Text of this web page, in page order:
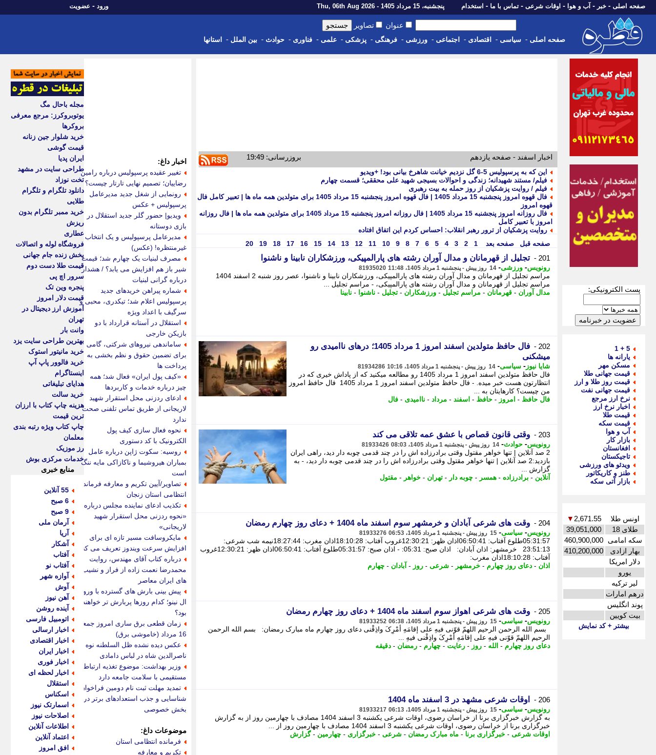
صفحه اصلی - خبر - آب و هوا - اوقات شرعی - تماس با ما - استخدام پنجشنبه، 15 مرداد 1405 - Thu, 06th Aug 2026 ورود - عضویت
عنوان تصاویر
صفحه اصلی - سیاسی - اقتصادی - اجتماعی - ورزشی - فرهنگی - پزشکی - علمی - فناوری - حوادث - بین الملل - استانها
پست الکترونیکی:
5 + 1
یارانه ها
مسکن مهر
قیمت جهانی طلا
قیمت روز طلا و ارز
قیمت جهانی نفت
نرخ ارز مرجع
اخبار نرخ ارز
قیمت طلا
قیمت سکه
آب و هوا
بازار کار
افغانستان
تاجیکستان
ویدئو های ورزشی
طنز و کاریکاتور
بازار آتی سکه
اونس طلا 2,671.55
▼
طلای 18
39,051,000
سکه امامی 460,900,000
بهار ازادی
410,200,000
دلار امریکا
یورو
لیر ترکیه
درهم امارات
پوند انگلیس
بیت کویین
بیشتر + کد نمایش
اخبار اسفند - صفحه یازدهم بروزرسانی: 19:49
این که به پرسپولیس 5-6 گل نزدیم خیانت شاهرخ بیانی بود! +ویدیو
فیلم/ مستند شهیدانه؛ زندگی و احوالات بسیجی شهید علی محققی؛ قسمت چهارم
فیلم / روایت پزشکیان از روز حمله به بیت رهبری
فال قهوه امروز پنجشنبه 15 مرداد 1405 | فال قهوه امروز پنجشنبه 15 مرداد 1405 برای متولدین همه ماه ها | تعبیر کامل فال
قهوه امروز
فال روزانه امروز پنجشنبه 15 مرداد 1405 | فال روزانه امروز پنجشنبه 15 مرداد 1405 برای متولدین همه ماه ها | فال روزانه
امروز با تعبیر کامل
روایت پزشکیان از ترور رهبر انقلاب: احساس کردم این اتفاق افتاده
صفحه قبل
صفحه بعد 1
2
3
4
5
6
7
8
9
10
11
12
13
14
15
16
17
18
19
20
201 - تجلیل از قهرمانان و مدال آوران رشته های پارالمپیکی، ورزشکاران نابینا و ناشنوا
رونویس- ورزشی- 14 روز پیش - پنجشنبه 1 مرداد 1405، 11:48 81935020
مراسم تجلیل از قهرمانان و مدال آوران رشته های پارالمپیکی، ورزشکاران نابینا و ناشنوا، عصر روز شنبه 2 اسفند 1404
مراسم تجلیل از قهرمانان و مدال آوران رشته های پارالمپیکی، - مراسم تجلیل ...
مدال آوران - قهرمانان - مراسم تجلیل - ورزشکاران - تجلیل - ناشنوا - نابینا
202 -
فال حافظ متولدین اسفند امروز 1 مرداد 1405؛ درهای ناامیدی رو
میشکنی
شایا نیوز - سیاسی- 14 روز پیش - پنجشنبه 1 مرداد 1405، 10:16 81934286
فال حافظ متولدین اسفند امروز 1 مرداد 1405 رو مطالعه میکنید که از پاداش خیری که در
انتظارتون هست خبر میده. - فال حافظ متولدین اسفند امروز 1 مرداد 1405 فال حافظ امروز
من چیست؟ کارهایتان به ...
فال حافظ - امروز - حافظ - اسفند - مرداد - ناامیدی - فال
203 - وقتی قانون قصاص با عشق عمه تلاقی می کند
رونویس- حوادث- 14 روز پیش - پنجشنبه 1 مرداد 1405، 08:03 81933426
2 صد آنلاین | تنها خواهر مقتول وقتی برادرزاده اش را در چند قدمی چوبه دار دید، راهی ایران
بازدید:2 صد آنلاین | تنها خواهر مقتول وقتی برادرزاده اش را در چند قدمی چوبه دار دید، - به
گزارش ...
آنلاین - برادرزاده - همسر - چوبه دار - تهران - خواهر - مقتول
204 - وقت های شرعی آبادان و خرمشهر سوم اسفند ماه 1404 + دعای روز چهارم رمضان
رونویس- سیاسی- 15 روز پیش - پنجشنبه 1 مرداد 1405، 06:53 81933276
05:31:57طلوع آفتاب: 06:50:41اذان ظهر: 12:30:21غروب آفتاب: 18:10:28اذان مغرب: 18:27:44نیمه شب شرعی:
23:51:13 خرمشهر: اذان آبادان: اذان صبح: 05:31: - اذان صبح: 05:31:57طلوع آفتاب: 06:50:41اذان ظهر: 12:30:21غروب
آفتاب: 18:10:28اذان مغرب:
اذان - دعای روز چهارم - خرمشهر - شرعی - روز - آبادان - چهارم
205 - وقت های شرعی اهواز سوم اسفند ماه 1404 + دعای روز چهارم رمضان
رونویس- سیاسی- 15 روز پیش - پنجشنبه 1 مرداد 1405، 06:38 81933252
بسم الله الرحمن الرحیم اللهمّ قوّنی فیهِ علی إقامَهِ أمْرِکَ واذِقْنی دعای روز چهارم ماه مبارک رمضان: بسم الله الرحمن
الرحیم اللهمّ قوّنی فیهِ علی إقامَهِ أمْرِکَ واذِقْنی فیهِ ...
دعای روز چهارم - الله - روز - رعایت - چهارم - رمضان - دقیقه
206 - اوقات شرعی مشهد در 3 اسفند ماه 1404
رونویس- سیاسی- 15 روز پیش - پنجشنبه 1 مرداد 1405، 06:13 81933217
به گزارش خبرگزاری برنا از خراسان رضوی، اوقات شرعی یکشنبه 3 اسفند 1404 مصادف با چهارمین روز از به گزارش
خبرگزاری برنا از خراسان رضوی، اوقات شرعی یکشنبه 3 اسفند 1404 مصادف با چهارمین روز از ...
اوقات شرعی - خبرگزاری برنا - ماه مبارک رمضان - شرعی - خبرگزاری - چهارمین -گزارش
اخبار داغ:
تغییر عقیده پرسپولیس درباره رامین
رضاییان؛ تصمیم نهایی تارتار چیست؟
رونمایی از شغل جدید مدیرعامل
پرسپولیس + عکس
ویدیو| حضور گلر جدید استقلال در
بازی دوستانه
مدیرعامل پرسپولیس و یک انتخاب
غیرمنتظره! (عکس)
مصرف لبنیات یک چهارم شد؛ قیمت
شیر باز هم افزایش می یابد؟ / هشدار
درباره گرانی لبنیات
شماره پیراهن خریدهای جدید
پرسپولیس اعلام شد؛ تیکدری، محبی و
سرگیف با اعداد ویژه
استقلال در آستانه قرارداد با دو
بازیکن خارجی
ساماندهی نیروهای شرکتی، گامی
برای تضمین حقوق و نظم بخشی به
پرداخت ها
«کیف پول ایران» فعال شد؛ همه
چیز درباره خدمات و کاربردها
ادعای ردزنی محل استقرار شهید
لاریجانی از طریق تماس تلفنی صحت
ندارد
نحوه فعال سازی کیف پول
الکترونیک با کد دستوری
روسیه: سکوت ژاپن درباره عامل
بمباران هیروشیما و ناکازاکی مایه ننگ
است
تصاویر/آیین تکریم و معارفه فرمانده
انتظامی استان زنجان
تکذیب ادعای نماینده مجلس درباره
«نحوه ردزنی محل استقرار شهید
لاریجانی»
مایکروسافت مسیر تازه ای برای
افزایش سرعت ویندوز تعریف می کند
درباره کتاب آقای مهندس، روایت
محمدرضا نعمت زاده از فراز و نشیب
های ایران معاصر
پیش بینی بارش های گسترده با ورود
ال نینو؛ کدام روزها پربارش تر خواهند
بود؟
زمان قطعی برق ساری امروز جمعه
16 مرداد (خاموشی برق)
عکس دیده نشده ظل السلطنه نوه
ناصرالدین شاه در لباس دامادی
وزیر بهداشت: موضوع تغذیه ارتباط
مستقیمی با سلامت جامعه دارد
تمدید مهلت ثبت نام دومین فراخوان
شناسایی و جذب استعدادهای برتر در
بخش خصوصی
موضوعات داغ:
فرمانده انتظامی استان
تکریم و معارفه
مجله باحال مگ
یوتوبروکرز: مرجع معرفی
بروکرها
خرید شلوار جین زنانه
قیمت گوشی
ایران پدیا
طراحی سایت در مشهد
تخت نوزاد
دانلود تلگرام و تلگرام
طلایی
خرید ممبر تلگرام بدون
ریزش
عطاری
فروشگاه لوله و اتصالات
پخش زنده جام جهانی
قیمت طلا دست دوم
سرور اچ پی
پنجره وین تک
قیمت دلار امروز
آموزش ارز دیجیتال در
تهران
وانت بار
بهترین طراحی سایت یزد
خرید مانیتور استوک
خرید فالوور پاپ آپ
اینستاگرام
هدایای تبلیغاتی
خرید سالت
هزینه چاپ کتاب با ارزان
ترین قیمت
چاپ کتاب ویژه رتبه بندی
معلمان
رز موزیک
خدمات مرکزی بوش
منابع خبری
55 آنلاین
6 صبح
9 صبح
آرمان ملی
آریا
آشکار
آفتاب
آفتاب نو
آوازه شهر
آوش
آهن نیوز
آینده روشن
اتومبیل فارسی
اخبار ارسالی
اخبار اقتصادی
اخبار ایران
اخبار فوری
اخبار لحظه ای
استقلال
اسکناس
اسمارتک نیوز
اصلاحات نیوز
اطلاعات آنلاین
اعتماد آنلاین
افق امروز